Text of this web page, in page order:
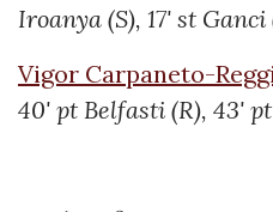
Iroanya (S), 17' st Ganci
Vigor Carpaneto-
40' pt Belfasti (R), 43'